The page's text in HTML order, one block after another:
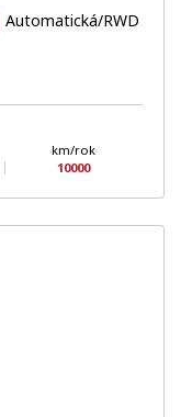
Automatická/RWD
km/rok
10000